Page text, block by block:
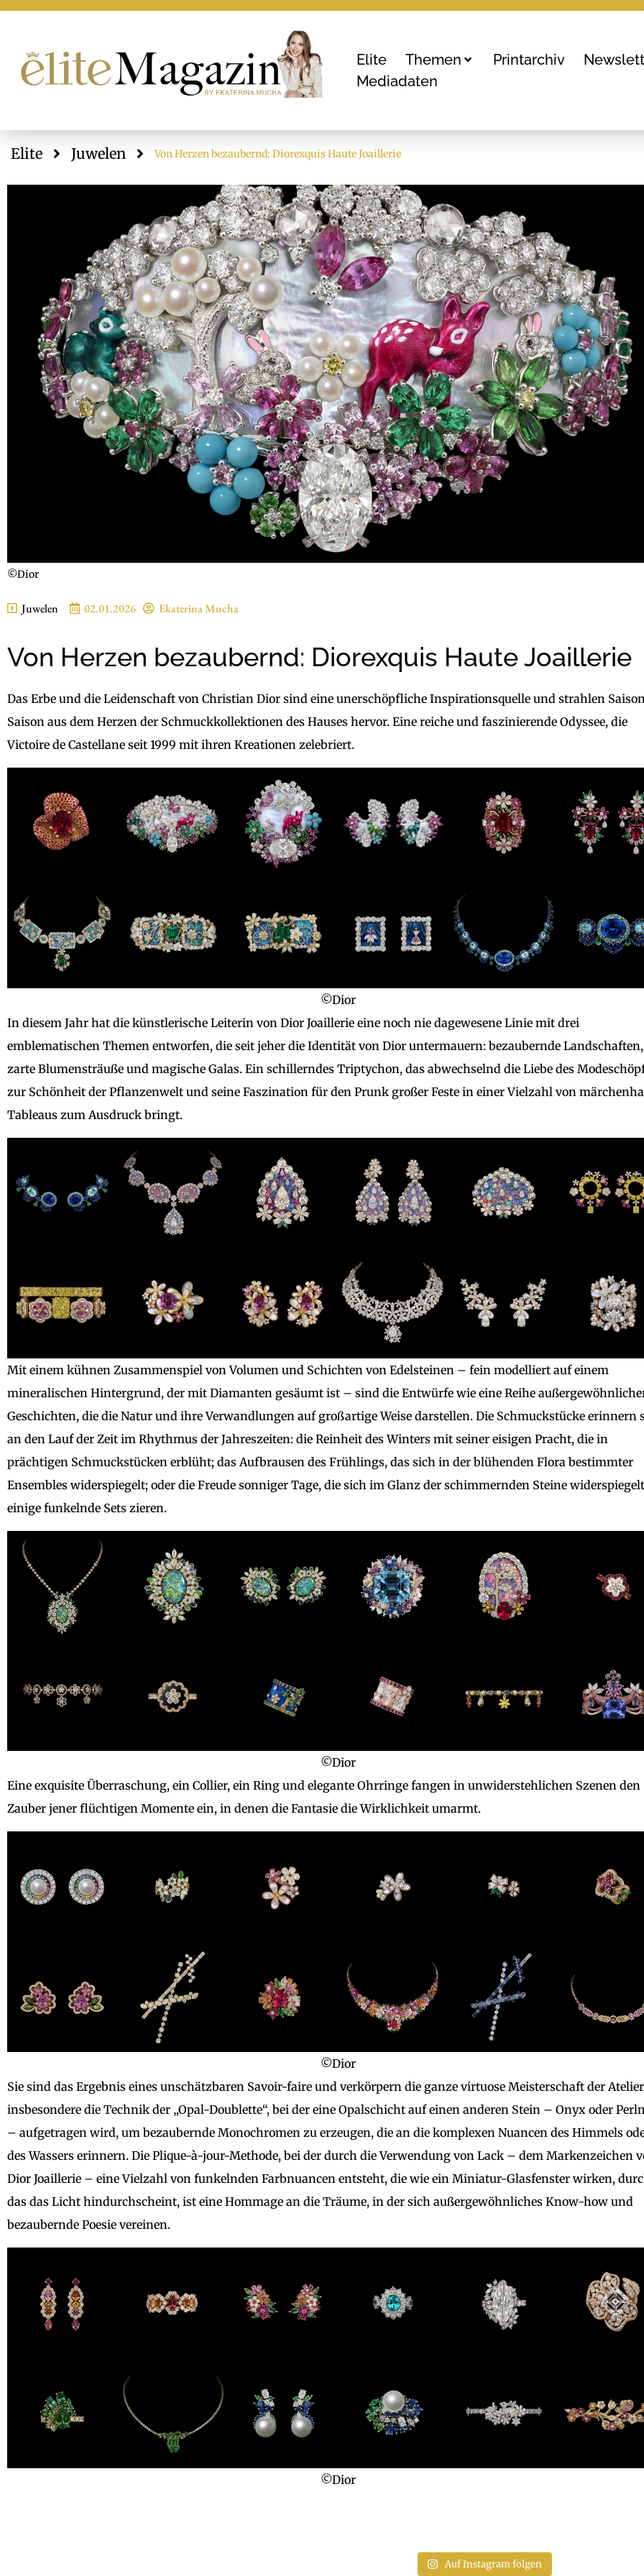
Elite Themen Printarchiv
Mediadaten
Elite Juwelen Von Herzen bezaubernd: Diorexquis Haute Joaillerie
©Dior
Juwelen 02.01.2026 Ekaterina Mucha
Von Herzen bezaubernd: Diorexquis Haute Joaillerie
Das Erbe und die Leidenschaft von Christian Dior sind eine unerschöpfliche Inspirationsquelle und strahlen
Saison aus dem Herzen der Schmuckkollektionen des Hauses hervor. Eine reiche und faszinierende Odyssee, die
Victoire de Castellane seit 1999 mit ihren Kreationen zelebriert.
©Dior
In diesem Jahr hat die künstlerische Leiterin von Dior Joaillerie eine noch nie dagewesene Linie mit drei
emblematischen Themen entworfen, die seit jeher die Identität von Dior untermauern: bezaubernde Landschaften,
zarte Blumensträuße und magische Galas. Ein schillerndes Triptychon, das abwechselnd die Liebe des
zur Schönheit der Pflanzenwelt und seine Faszination für den Prunk großer Feste in einer Vielzahl von
Tableaus zum Ausdruck bringt.
Mit einem kühnen Zusammenspiel von Volumen und Schichten von Edelsteinen – fein modelliert auf einem
mineralischen Hintergrund, der mit Diamanten gesäumt ist – sind die Entwürfe wie eine Reihe
Geschichten, die die Natur und ihre Verwandlungen auf großartige Weise darstellen. Die Schmuckstücke erinnern
an den Lauf der Zeit im Rhythmus der Jahreszeiten: die Reinheit des Winters mit seiner eisigen Pracht, die in
prächtigen Schmuckstücken erblüht; das Aufbrausen des Frühlings, das sich in der blühenden Flora bestimmter
Ensembles widerspiegelt; oder die Freude sonniger Tage, die sich im Glanz der schimmernden Steine
einige funkelnde Sets zieren.
©Dior
Eine exquisite Überraschung, ein Collier, ein Ring und elegante Ohrringe fangen in unwiderstehlichen Szenen den
Zauber jener flüchtigen Momente ein, in denen die Fantasie die Wirklichkeit umarmt.
©Dior
Sie sind das Ergebnis eines unschätzbaren Savoir-faire und verkörpern die ganze virtuose Meisterschaft der
insbesondere die Technik der „Opal-Doublette“, bei der eine Opalschicht auf einen anderen Stein – Onyx oder
– aufgetragen wird, um bezaubernde Monochromen zu erzeugen, die an die komplexen Nuancen des Himmels
des Wassers erinnern. Die Plique-à-jour-Methode, bei der durch die Verwendung von Lack – dem Markenzeichen
Dior Joaillerie – eine Vielzahl von funkelnden Farbnuancen entsteht, die wie ein Miniatur-Glasfenster wirken,
das das Licht hindurchscheint, ist eine Hommage an die Träume, in der sich außergewöhnliches Know-how und
bezaubernde Poesie vereinen.
©Dior
Auf Instagram folgen